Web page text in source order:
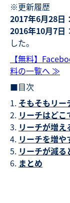
※更新履歴
2017年6月28日：
2016年10月7日
した。
【無料】
料の一覧へ ≫
■目次
そもそもリー
リーチはどこ
リーチが増
リーチを増や
リーチが減る
まとめ